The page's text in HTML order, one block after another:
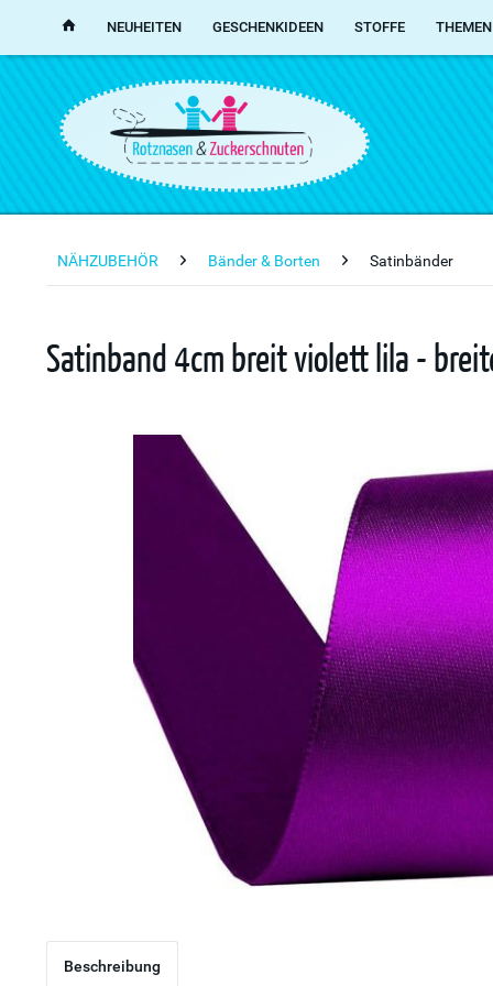
NEUHEITEN GESCHENKIDEEN STOFFE THEMEN
NÄHZUBEHÖR Bänder & Borten Satinbänder
Satinband 4cm breit violett lila -
Beschreibung